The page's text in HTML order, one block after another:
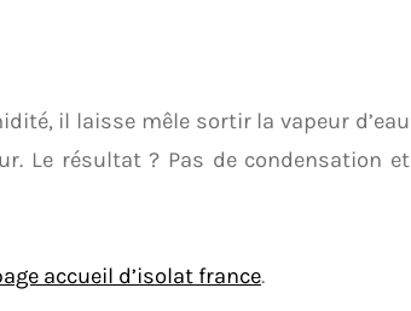
il laisse mêle sortir la vapeur d’eau
Le résultat ? Pas de condensation et
accueil d’isolat france.